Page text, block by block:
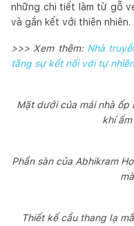
những chi tiết làm từ gỗ
và gắn kết với thiên nhiên.
>>> Xem thêm: Nhà
tăng sự kết nối với tự nhiên
Mặt dưới của mái nhà ốp
khí
Phần sàn của Abhikram
Thiết kế cầu thang lạ